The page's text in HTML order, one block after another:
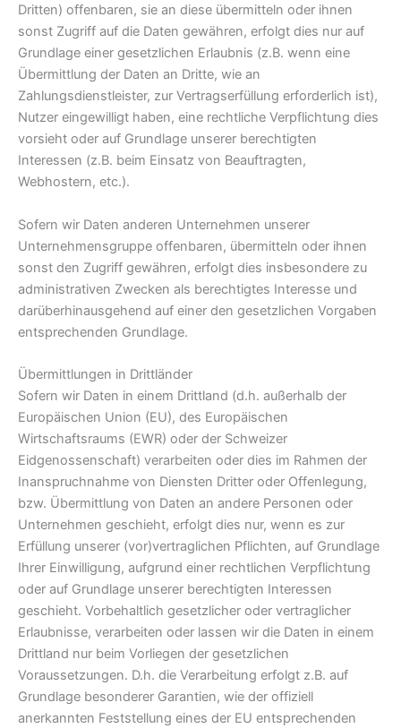
Dritten) offenbaren, sie an diese übermitteln oder ihnen
sonst Zugriff auf die Daten gewähren, erfolgt dies nur auf
Grundlage einer gesetzlichen Erlaubnis (z.B. wenn eine
Übermittlung der Daten an Dritte, wie an
Zahlungsdienstleister, zur Vertragserfüllung erforderlich ist),
Nutzer eingewilligt haben, eine rechtliche Verpflichtung dies
vorsieht oder auf Grundlage unserer berechtigten
Interessen (z.B. beim Einsatz von Beauftragten,
Webhostern, etc.).
Sofern wir Daten anderen Unternehmen unserer
Unternehmensgruppe offenbaren, übermitteln oder ihnen
sonst den Zugriff gewähren, erfolgt dies insbesondere zu
administrativen Zwecken als berechtigtes Interesse und
darüberhinausgehend auf einer den gesetzlichen Vorgaben
entsprechenden Grundlage.
Übermittlungen in Drittländer
Sofern wir Daten in einem Drittland (d.h. außerhalb der
Europäischen Union (EU), des Europäischen
Wirtschaftsraums (EWR) oder der Schweizer
Eidgenossenschaft) verarbeiten oder dies im Rahmen der
Inanspruchnahme von Diensten Dritter oder Offenlegung,
bzw. Übermittlung von Daten an andere Personen oder
Unternehmen geschieht, erfolgt dies nur, wenn es zur
Erfüllung unserer (vor)vertraglichen Pflichten, auf Grundlage
Ihrer Einwilligung, aufgrund einer rechtlichen Verpflichtung
oder auf Grundlage unserer berechtigten Interessen
geschieht. Vorbehaltlich gesetzlicher oder vertraglicher
Erlaubnisse, verarbeiten oder lassen wir die Daten in einem
Drittland nur beim Vorliegen der gesetzlichen
Voraussetzungen. D.h. die Verarbeitung erfolgt z.B. auf
Grundlage besonderer Garantien, wie der offiziell
anerkannten Feststellung eines der EU entsprechenden